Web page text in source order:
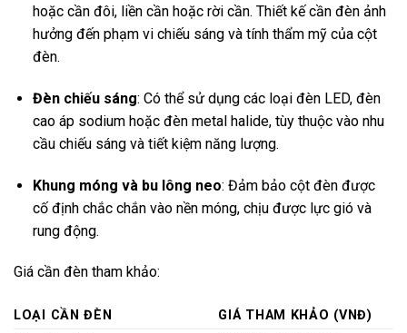
hoặc cần đôi, liền cần hoặc rời cần. Thiết kế cần đèn ảnh
hưởng đến phạm vi chiếu sáng và tính thẩm mỹ của cột
đèn.
Đèn chiếu sáng: Có thể sử dụng các loại đèn LED, đèn
cao áp sodium hoặc đèn metal halide, tùy thuộc vào nhu
cầu chiếu sáng và tiết kiệm năng lượng.
Khung móng và bu lông neo: Đảm bảo cột đèn được
cố định chắc chắn vào nền móng, chịu được lực gió và
rung động.
Giá cần đèn tham khảo:
LOẠI CẦN ĐÈN
GIÁ THAM KHẢO (VNĐ)